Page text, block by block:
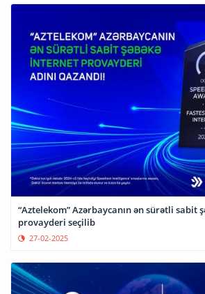
“Aztelekom” Azərbaycanın ən sürətli sabit
provayderi seçilib
27-02-2025